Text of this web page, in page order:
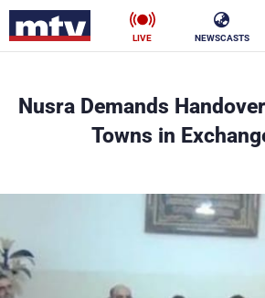
NEWSCASTS
LIVE
Nusra Demands
Towns in
فن